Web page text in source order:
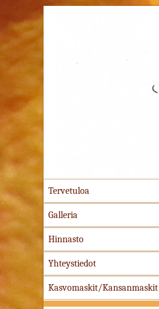
Tervetuloa
Galleria
Hinnasto
Yhteystiedot
Kasvomaskit/Kansanmaskit